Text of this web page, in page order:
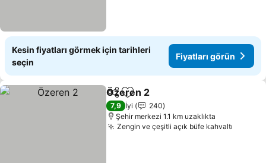
Kesin fiyatları görmek için tarihleri
seçin
Fiyatları görün
PaylaşFavorilerime ekle
Özeren 2
7,9 İyi
240
Şehir merkezi 1.1 km uzaklıkta
Zengin ve çeşitli açık büfe kahvaltı